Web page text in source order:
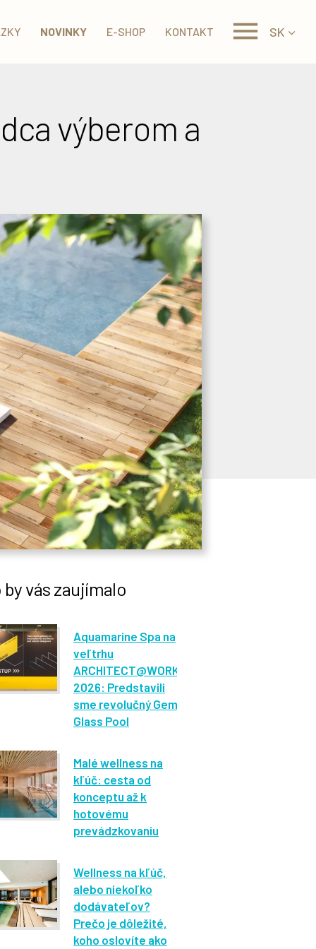
NOVINKY E-SHOP KONTAKT SK
výberom a
by vás zaujímalo
Aquamarine Spa na
veľtrhu
ARCHITECT@WORK
2026: Predstavili
sme revolučný Gem
Glass Pool
Malé wellness na
kľúč: cesta od
konceptu až k
hotovému
prevádzkovaniu
Wellness na kľúč,
alebo niekoľko
dodávateľov?
Prečo je dôležité,
koho oslovíte ako